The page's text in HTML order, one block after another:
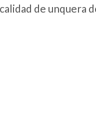
de unquera